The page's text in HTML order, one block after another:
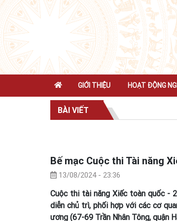
GIỚI THIỆU HOẠT ĐỘNG
BÀI VIẾT
Bế mạc Cuộc thi Tài năng
13/08/2024 - 23:36
Cuộc thi tài năng Xiếc toàn quốc -
diễn chủ trì, phối hợp với các cơ
ương (67-69 Trần Nhân Tông, quận